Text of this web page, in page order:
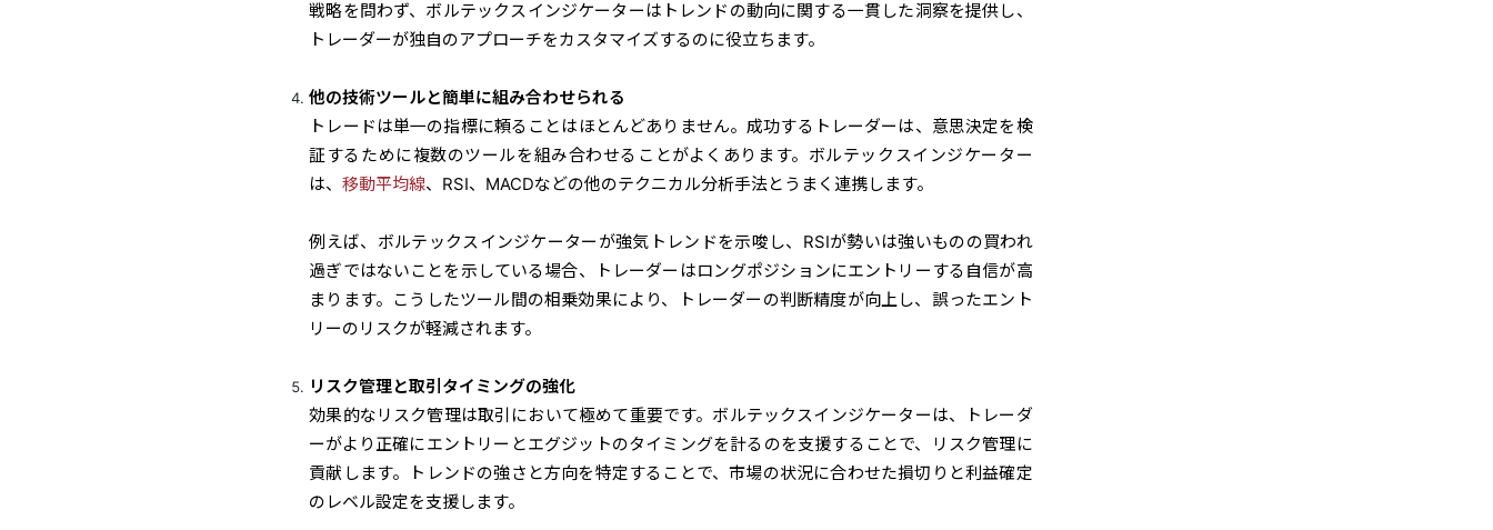
戦略を問わず、 ボルテックスインジケーターはトレンドの動向に関する一貫した洞察を提供し、
トレーダーが独自のアプローチをカスタマイズするのに役立ちます。
他の技術ツールと簡単に組み合わせられる
トレードは単一の指標に頼ることはほとんどありません。成功するトレーダーは、意思決定を検
証するために複数のツールを組み合わせることがよくあります。ボルテックスインジケーター
は、移動平均線、RSI、MACDなどの他のテクニカル分析手法とうまく連携します。
例えば、 ボルテックスインジケーターが強気トレンドを示唆し、RSIが勢いは強いものの買われ
過ぎではないことを示している場合、トレーダーはロングポジションにエントリーする自信が高
まります。こうしたツール間の相乗効果により、トレーダーの判断精度が向上し、誤ったエント
リーのリスクが軽減されます。
リスク管理と取引タイミングの強化
効果的なリスク管理は取引において極めて重要です。ボルテックスインジケーターは、トレーダ
ーがより正確にエントリーとエグジットのタイミングを計るのを支援することで、リスク管理に
貢献します。トレンドの強さと方向を特定することで、市場の状況に合わせた損切りと利益確定
のレベル設定を支援します。